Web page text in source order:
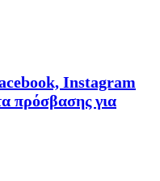
Instagram
πρόσβασης για